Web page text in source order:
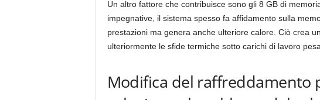
Un altro fattore che contribuisce sono gli 8 GB di
impegnative, il sistema spesso fa affidamento sulla
prestazioni ma genera anche ulteriore calore. Ciò crea
ulteriormente le sfide termiche sotto carichi di lavoro
Modifica del raffreddamento